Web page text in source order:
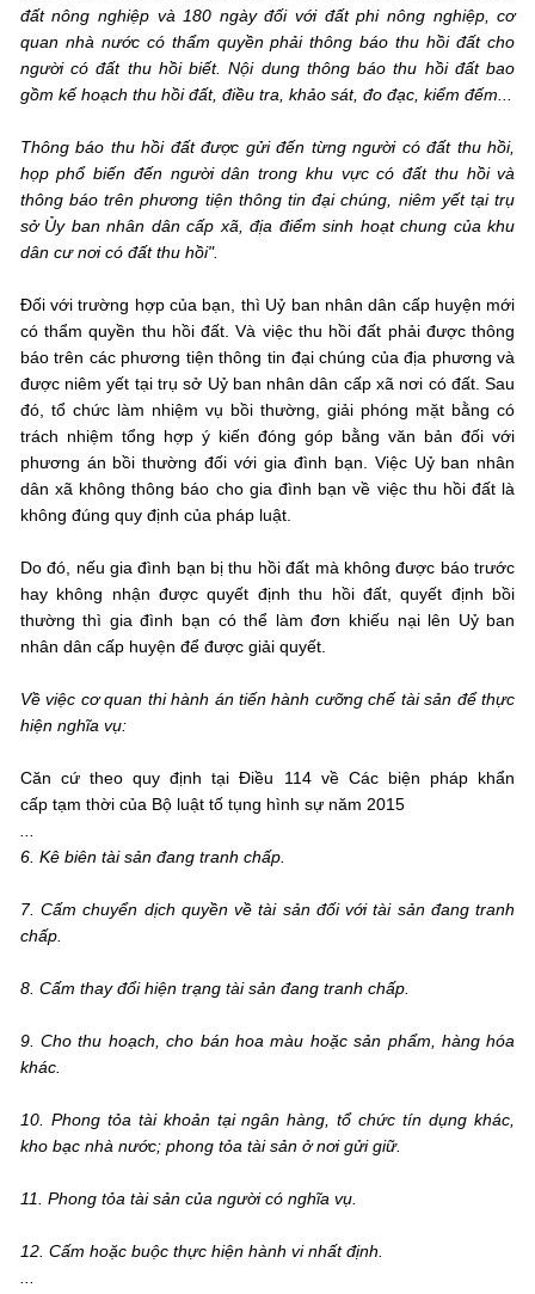
đất nông nghiệp và 180 ngày đối với đất phi nông nghiệp, cơ
quan nhà nước có thẩm quyền phải thông báo thu hồi đất cho
người có đất thu hồi biết. Nội dung thông báo thu hồi đất bao
gồm kế hoạch thu hồi đất, điều tra, khảo sát, đo đạc, kiểm đếm...
Thông báo thu hồi đất được gửi đến từng người có đất thu hồi,
họp phổ biến đến người dân trong khu vực có đất thu hồi và
thông báo trên phương tiện thông tin đại chúng, niêm yết tại trụ
sở Ủy ban nhân dân cấp xã, địa điểm sinh hoạt chung của khu
dân cư nơi có đất thu hồi".
Đối với trường hợp của bạn, thì Uỷ ban nhân dân cấp huyện mới
có thẩm quyền thu hồi đất. Và việc thu hồi đất phải được thông
báo trên các phương tiện thông tin đại chúng của địa phương và
được niêm yết tại trụ sở Uỷ ban nhân dân cấp xã nơi có đất. Sau
đó, tổ chức làm nhiệm vụ bồi thường, giải phóng mặt bằng có
trách nhiệm tổng hợp ý kiến đóng góp bằng văn bản đối với
phương án bồi thường đối với gia đình bạn. Việc Uỷ ban nhân
dân xã không thông báo cho gia đình bạn về việc thu hồi đất là
không đúng quy định của pháp luật.
Do đó, nếu gia đình bạn bị thu hồi đất mà không được báo trước
hay không nhận được quyết định thu hồi đất, quyết định bồi
thường thì gia đình bạn có thể làm đơn khiếu nại lên Uỷ ban
nhân dân cấp huyện để được giải quyết.
Về việc cơ quan thi hành án tiến hành cưỡng chế tài sản để thực
hiện nghĩa vụ:
Căn cứ theo quy định tại Điều 114 về Các biện pháp khẩn
cấp tạm thời của Bộ luật tố tụng hình sự năm 2015
6. Kê biên tài sản đang tranh chấp.
7. Cấm chuyển dịch quyền về tài sản đối với tài sản đang tranh
chấp.
8. Cấm thay đổi hiện trạng tài sản đang tranh chấp.
9. Cho thu hoạch, cho bán hoa màu hoặc sản phẩm, hàng hóa
khác.
10. Phong tỏa tài khoản tại ngân hàng, tổ chức tín dụng khác,
kho bạc nhà nước; phong tỏa tài sản ở nơi gửi giữ.
11. Phong tỏa tài sản của người có nghĩa vụ.
12. Cấm hoặc buộc thực hiện hành vi nhất định.